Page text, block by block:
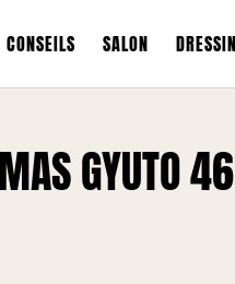
SALON
GYUTO 46